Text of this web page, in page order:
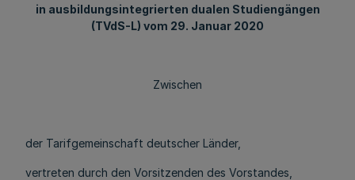
in ausbildungsintegrierten dualen Studiengängen
(TVdS-L) vom 29. Januar 2020
Zwischen
der Tarifgemeinschaft deutscher Länder,
vertreten durch den Vorsitzenden des Vorstandes,